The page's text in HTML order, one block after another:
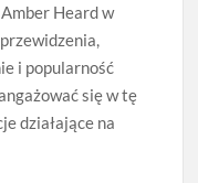
Heard w
i popularność
się w tę
działające na